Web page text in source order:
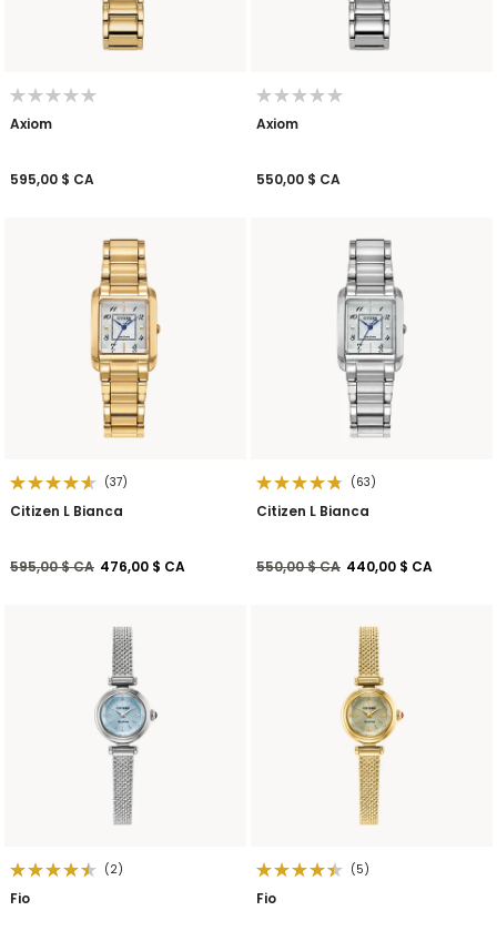
Axiom
595,00 $ CA
Axiom
550,00 $ CA
(37)
Citizen L Bianca
Prix réduit de
595,00 $ CAà476,00 $ CA
(63)
Citizen L Bianca
Prix réduit de
550,00 $ CAà440,00 $ CA
(2)
Fio
(5)
Fio